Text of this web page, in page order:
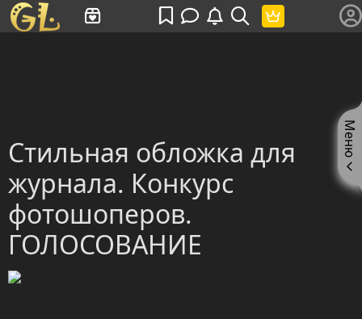
Стильная обложка для
журнала. Конкурс
фотошоперов.
ГОЛОСОВАНИЕ
Меню